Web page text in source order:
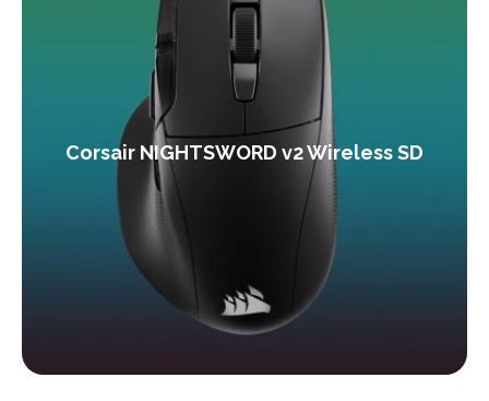
Corsair NIGHTSWORD v2 Wireless SD